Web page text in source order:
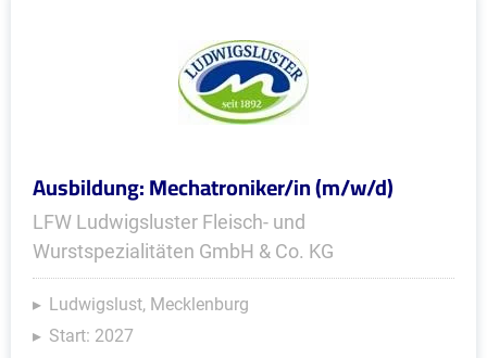
Ausbildung: Mechatroniker/in (m/w/d)
LFW Ludwigsluster Fleisch- und
Wurstspezialitäten GmbH & Co. KG
Ludwigslust, Mecklenburg
Start: 2027